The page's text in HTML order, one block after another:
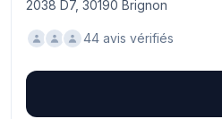
2038 D7, 30190 Brignon
44 avis vérifiés